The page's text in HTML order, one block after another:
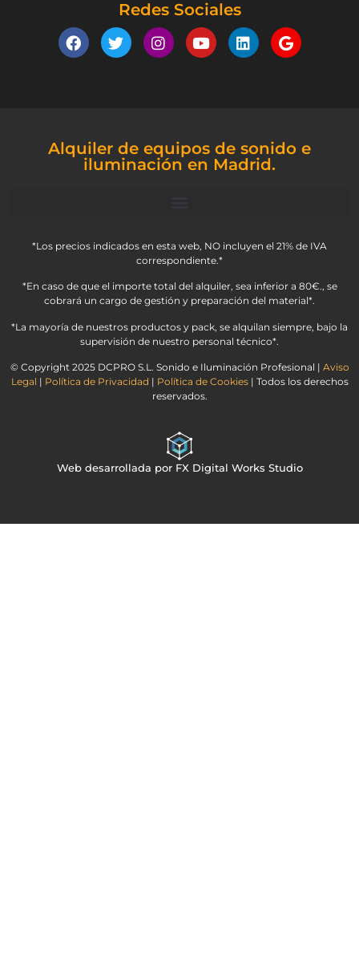
Redes Sociales
Alquiler de equipos de sonido e
iluminación en Madrid.
*Los precios indicados en esta web, NO incluyen el 21% de IVA
correspondiente.*
*En caso de que el importe total del alquiler, sea inferior a 80€., se
cobrará un cargo de gestión y preparación del material*.
*La mayoría de nuestros productos y pack, se alquilan siempre, bajo la
supervisión de nuestro personal técnico*.
© Copyright 2025 DCPRO S.L. Sonido e Iluminación Profesional | Aviso
Legal | Política de Privacidad | Política de Cookies| Todos los derechos
reservados.
Web desarrollada por FX Digital Works Studio